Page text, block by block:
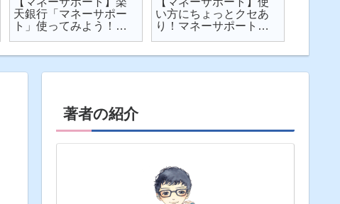
天銀行「マネーサポー
ト」使ってみよう！
い方にちょっとクセあ
り！マネーサポートの
著者の紹介